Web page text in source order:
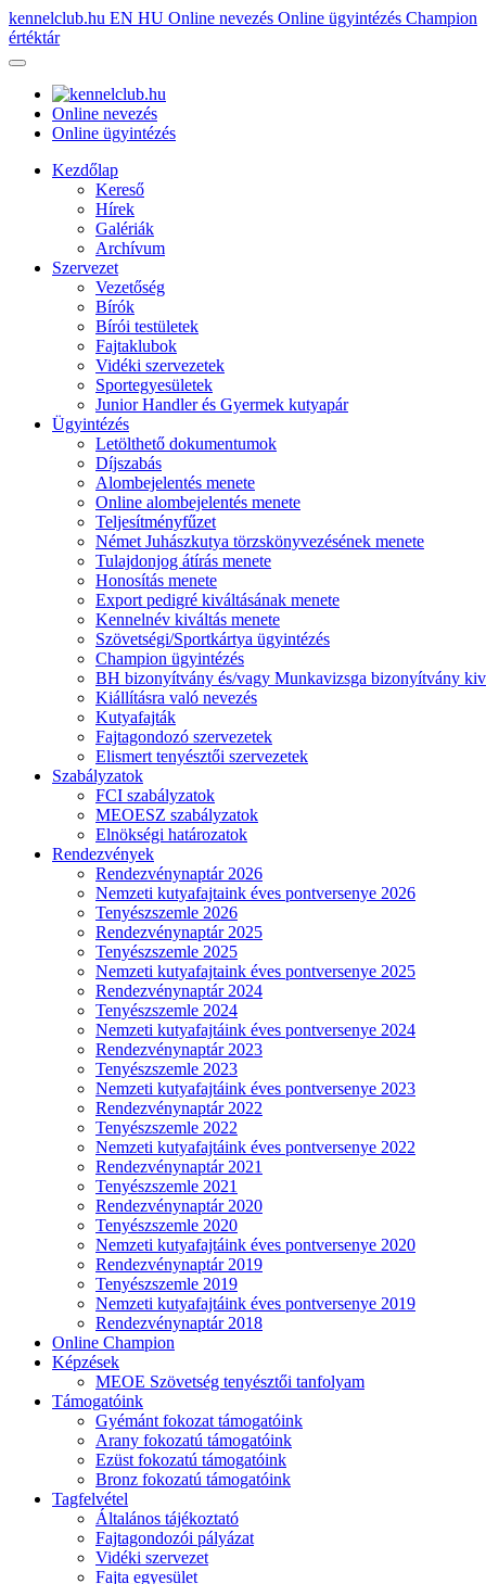
kennelclub.hu EN HU Online nevezés Online ügyintézés Champion
értéktár
Online nevezés
Online ügyintézés
Kezdőlap
Kereső
Hírek
Galériák
Archívum
Szervezet
Vezetőség
Bírók
Bírói testületek
Fajtaklubok
Vidéki szervezetek
Sportegyesületek
Junior Handler és Gyermek kutyapár
Ügyintézés
Letölthető dokumentumok
Díjszabás
Alombejelentés menete
Online alombejelentés menete
Teljesítményfűzet
Német Juhászkutya törzskönyvezésének menete
Tulajdonjog átírás menete
Honosítás menete
Export pedigré kiváltásának menete
Kennelnév kiváltás menete
Szövetségi/Sportkártya ügyintézés
Champion ügyintézés
BH bizonyítvány és/vagy Munkavizsga bizonyítvány
Kiállításra való nevezés
Kutyafajták
Fajtagondozó szervezetek
Elismert tenyésztői szervezetek
Szabályzatok
FCI szabályzatok
MEOESZ szabályzatok
Elnökségi határozatok
Rendezvények
Rendezvénynaptár 2026
Nemzeti kutyafajtaink éves pontversenye 2026
Tenyészszemle 2026
Rendezvénynaptár 2025
Tenyészszemle 2025
Nemzeti kutyafajtaink éves pontversenye 2025
Rendezvénynaptár 2024
Tenyészszemle 2024
Nemzeti kutyafajtáink éves pontversenye 2024
Rendezvénynaptár 2023
Tenyészszemle 2023
Nemzeti kutyafajtáink éves pontversenye 2023
Rendezvénynaptár 2022
Tenyészszemle 2022
Nemzeti kutyafajtáink éves pontversenye 2022
Rendezvénynaptár 2021
Tenyészszemle 2021
Rendezvénynaptár 2020
Tenyészszemle 2020
Nemzeti kutyafajtáink éves pontversenye 2020
Rendezvénynaptár 2019
Tenyészszemle 2019
Nemzeti kutyafajtáink éves pontversenye 2019
Rendezvénynaptár 2018
Online Champion
Képzések
MEOE Szövetség tenyésztői tanfolyam
Támogatóink
Gyémánt fokozat támogatóink
Arany fokozatú támogatóink
Ezüst fokozatú támogatóink
Bronz fokozatú támogatóink
Tagfelvétel
Általános tájékoztató
Fajtagondozói pályázat
Vidéki szervezet
Fajta egyesület